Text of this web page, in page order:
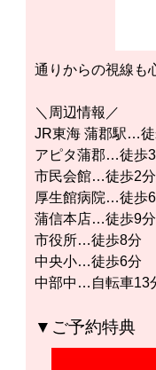
通りからの視線も
＼周辺情報／
JR東海 蒲郡駅…
アピタ蒲郡…徒歩
市民会館…徒歩2分
厚生館病院…徒歩
蒲信本店…徒歩9分
市役所…徒歩8分
中央小…徒歩6分
中部中…自転車13
▼ご予約特典